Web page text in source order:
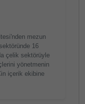
mezun
16
çelik sektörüyle
yönetmenin
içerik ekibine